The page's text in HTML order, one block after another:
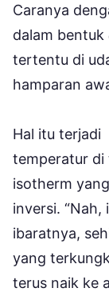
Caranya
dalam bentuk
tertentu di
hamparan
Hal itu terjadi
temperatur di
isotherm
inversi.
ibaratnya,
yang
terus naik ke